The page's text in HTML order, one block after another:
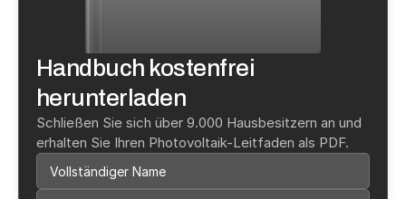
Handbuch kostenfrei
herunterladen
Schließen Sie sich über 9.000 Hausbesitzern an und
erhalten Sie Ihren Photovoltaik-Leitfaden als PDF.